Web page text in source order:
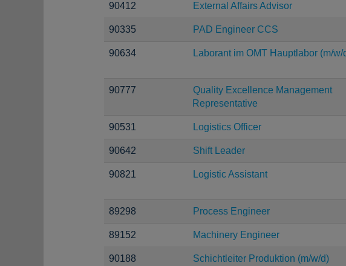
90412 External Affairs Advisor
90335 PAD Engineer CCS
90634 Laborant im OMT Hauptlabor (m/w/
90777
Quality Excellence Management
Representative
90531 Logistics Officer
90642 Shift Leader
90821 Logistic Assistant
89298 Process Engineer
89152 Machinery Engineer
90188 Schichtleiter Produktion (m/w/d)